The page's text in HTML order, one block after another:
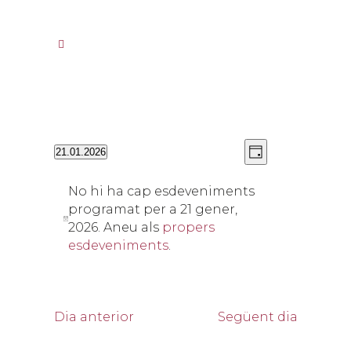
Vistes
de
Navegació
de
Day
21.01.2026
una
data.
No hi ha cap esdeveniments
programat per a 21 gener,
2026. Aneu als propers
esdeveniments.
Dia anterior Següent dia